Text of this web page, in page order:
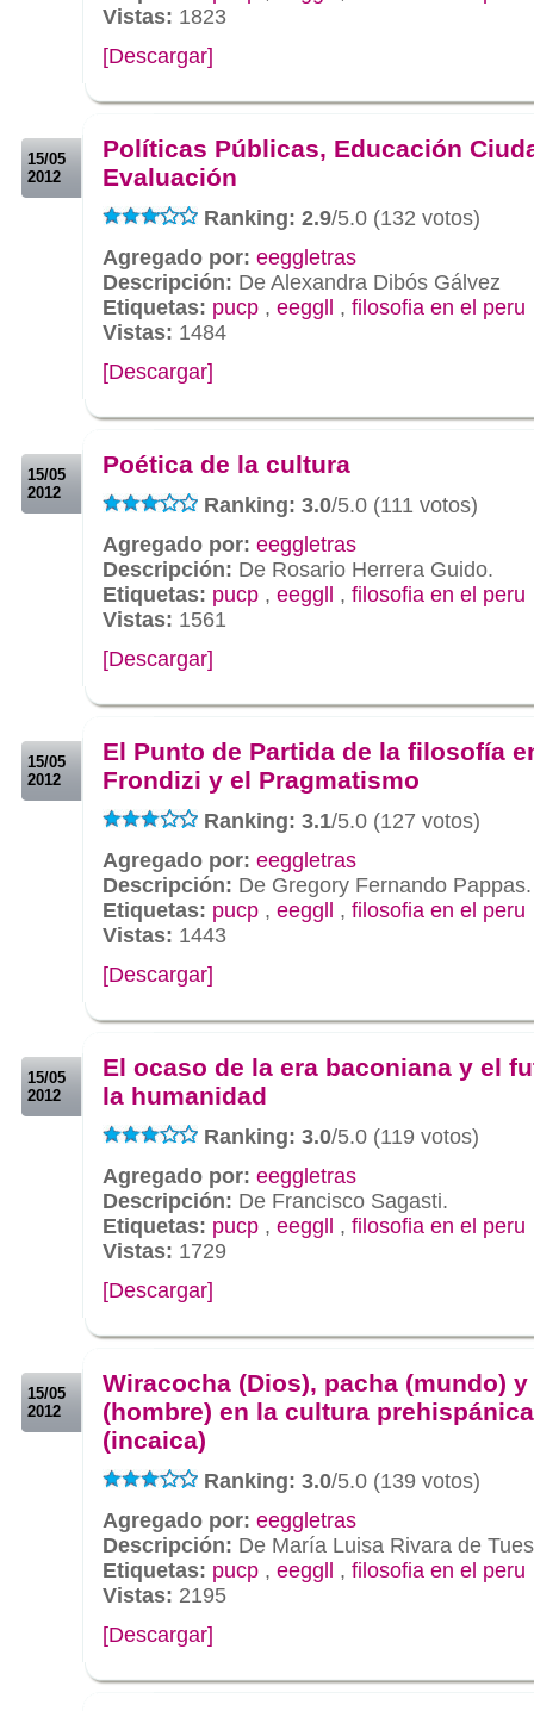
Vistas: 1823
[Descargar]
15/05
2012
Políticas Públicas, Educación
Evaluación
Ranking: 2.9/5.0 (132 votos)
Agregado por: eeggletras
Descripción: De Alexandra Dibós Gálvez
Etiquetas: pucp , eeggll , filosofia en el peru
Vistas: 1484
[Descargar]
15/05
2012
Poética de la cultura
Ranking: 3.0/5.0 (111 votos)
Agregado por: eeggletras
Descripción: De Rosario Herrera Guido.
Etiquetas: pucp , eeggll , filosofia en el peru
Vistas: 1561
[Descargar]
15/05
2012
El Punto de Partida de la filosofía
Frondizi y el Pragmatismo
Ranking: 3.1/5.0 (127 votos)
Agregado por: eeggletras
Descripción: De Gregory Fernando Pappas.
Etiquetas: pucp , eeggll , filosofia en el peru
Vistas: 1443
[Descargar]
15/05
2012
El ocaso de la era baconiana y el
la humanidad
Ranking: 3.0/5.0 (119 votos)
Agregado por: eeggletras
Descripción: De Francisco Sagasti.
Etiquetas: pucp , eeggll , filosofia en el peru
Vistas: 1729
[Descargar]
15/05
2012
Wiracocha (Dios), pacha (mundo)
(hombre) en la cultura prehispánica
(incaica)
Ranking: 3.0/5.0 (139 votos)
Agregado por: eeggletras
Descripción: De María Luisa Rivara de
Etiquetas: pucp , eeggll , filosofia en el peru
Vistas: 2195
[Descargar]